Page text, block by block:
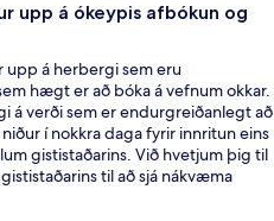
upp á ókeypis afbókun og
upp á herbergi sem eru
hægt er að bóka á vefnum okkar.
á verði sem er endurgreiðanlegt að
í nokkra daga fyrir innritun eins
gististaðarins. Við hvetjum þig til
til að sjá nákvæma